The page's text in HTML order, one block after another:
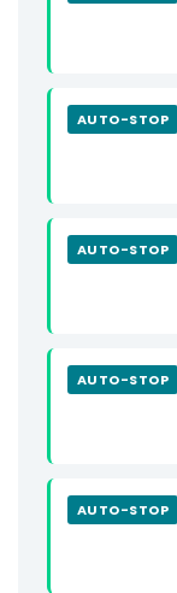
AUTO-STOP
AUTO-STOP
AUTO-STOP
AUTO-STOP